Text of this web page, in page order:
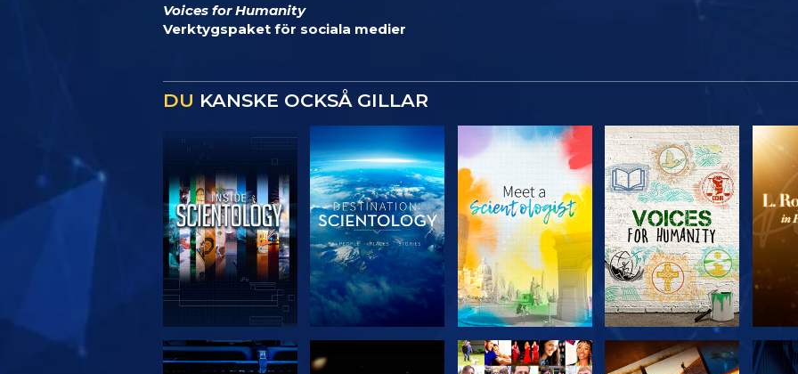
Voices for Humanity
Verktygspaket för sociala medier
DU KANSKE OCKSÅ GILLAR